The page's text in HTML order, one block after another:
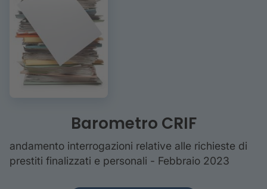
Barometro CRIF
andamento interrogazioni relative alle richieste di
prestiti finalizzati e personali - Febbraio 2023